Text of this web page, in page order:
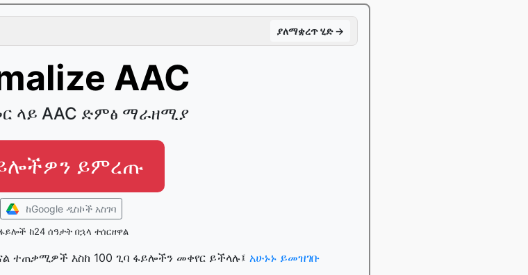
ያለማቋረጥ ሂድ →
AAC
ላይ AAC ድምፅ ማራዘሚያ
ይምረጡ
ከGoogle ዲስኮች አስገባ
ከ24 ሰዓታት በኋላ ተሰርዘዋል
ተጠቃሚዎች እስከ 100 ጊባ ፋይሎችን መቀየር ይችላሉ፤ አሁኑኑ ይመዝገቡ